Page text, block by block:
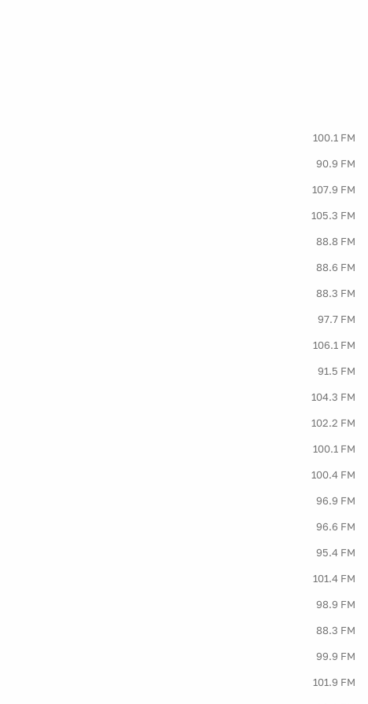
100.1 FM
90.9 FM
107.9 FM
105.3 FM
88.8 FM
88.6 FM
88.3 FM
97.7 FM
106.1 FM
91.5 FM
104.3 FM
102.2 FM
100.1 FM
100.4 FM
96.9 FM
96.6 FM
95.4 FM
101.4 FM
98.9 FM
88.3 FM
99.9 FM
101.9 FM